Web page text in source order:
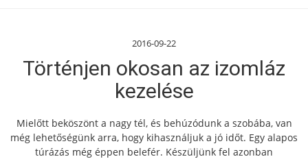
2016-09-22
Történjen okosan az izomláz
kezelése
Mielőtt beköszönt a nagy tél, és behúzódunk a szobába, van
még lehetőségünk arra, hogy kihasználjuk a jó időt. Egy alapos
túrázás még éppen belefér. Készüljünk fel azonban